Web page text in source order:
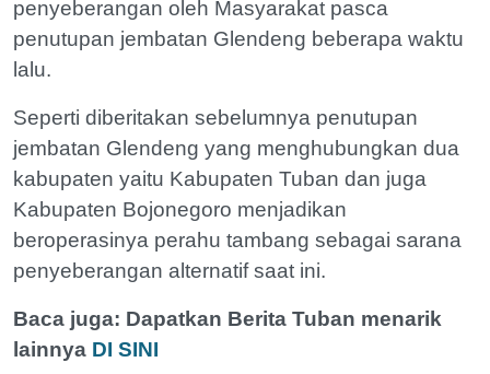
penyeberangan oleh Masyarakat pasca
penutupan jembatan Glendeng beberapa waktu
lalu.
Seperti diberitakan sebelumnya penutupan
jembatan Glendeng yang menghubungkan dua
kabupaten yaitu Kabupaten Tuban dan juga
Kabupaten Bojonegoro menjadikan
beroperasinya perahu tambang sebagai sarana
penyeberangan alternatif saat ini.
Baca juga: Dapatkan Berita Tuban menarik
lainnya DI SINI